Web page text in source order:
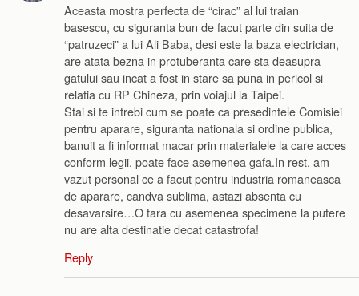
Aceasta mostra perfecta de “cirac” al lui traian
basescu, cu siguranta bun de facut parte din suita de
“patruzeci” a lui Ali Baba, desi este la baza electrician,
are atata bezna in protuberanta care sta deasupra
gatului sau incat a fost in stare sa puna in pericol si
relatia cu RP Chineza, prin voiajul la Taipei.
Stai si te intrebi cum se poate ca presedintele Comisiei
pentru aparare, siguranta nationala si ordine publica,
banuit a fi informat macar prin materialele la care acces
conform legii, poate face asemenea gafa.In rest, am
vazut personal ce a facut pentru industria romaneasca
de aparare, candva sublima, astazi absenta cu
desavarsire…O tara cu asemenea specimene la putere
nu are alta destinatie decat catastrofa!
Reply